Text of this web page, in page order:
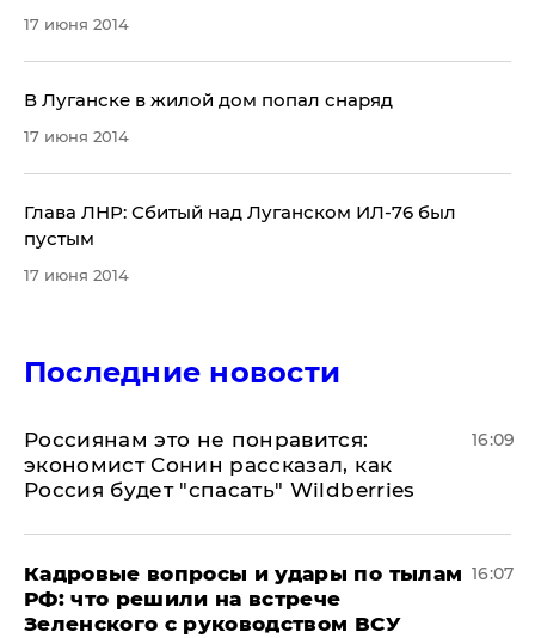
17 июня 2014
​В Луганске в жилой дом попал снаряд
17 июня 2014
Глава ЛНР: Сбитый над Луганском ИЛ-76 был
пустым
17 июня 2014
Последние новости
Россиянам это не понравится:
экономист Сонин рассказал, как
Россия будет "спасать" Wildberries
16:09
Кадровые вопросы и удары по тылам
РФ: что решили на встрече
Зеленского с руководством ВСУ
16:07